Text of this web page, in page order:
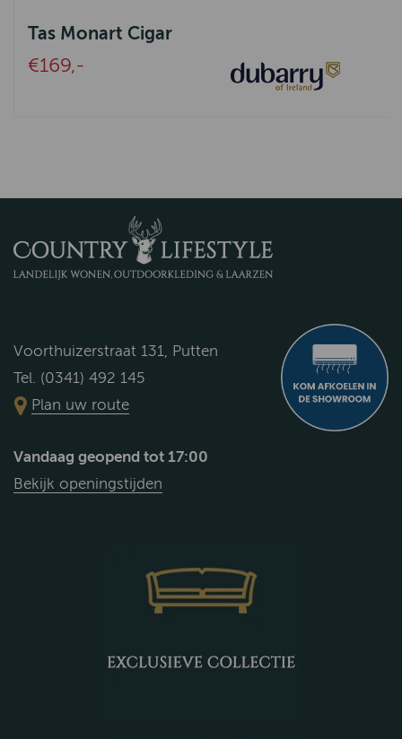
Tas Monart Cigar
€169,-
Voorthuizerstraat 131, Putten
Tel. (0341) 492 145
Plan uw route
Vandaag geopend tot 17:00
Bekijk openingstijden